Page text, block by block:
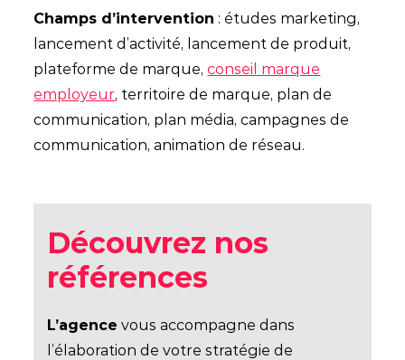
Champs d’intervention : études marketing,
lancement d’activité, lancement de produit,
plateforme de marque,conseil marque
employeur, territoire de marque, plan de
communication, plan média, campagnes de
communication, animation de réseau.
Découvrez nos
références
L’agence vous accompagne dans
l’élaboration de votre stratégie de